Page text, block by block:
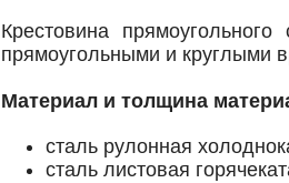
Крестовина
прямоугольными и круглыми
Материал и толщина
сталь рулонная
сталь листовая